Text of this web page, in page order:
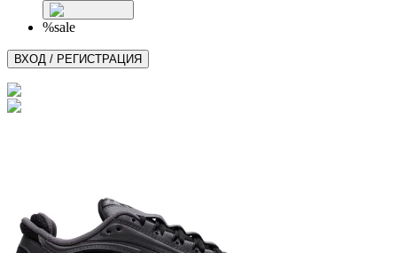
%sale
ВХОД / РЕГИСТРАЦИЯ